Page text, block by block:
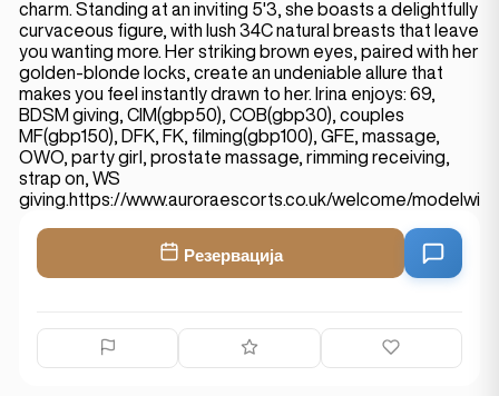
charm. Standing at an inviting 5'3, she boasts a delightfully
curvaceous figure, with lush 34C natural breasts that leave
you wanting more. Her striking brown eyes, paired with her
golden-blonde locks, create an undeniable allure that
makes you feel instantly drawn to her. Irina enjoys: 69,
BDSM giving, CIM(gbp50), COB(gbp30), couples
MF(gbp150), DFK, FK, filming(gbp100), GFE, massage,
OWO, party girl, prostate massage, rimming receiving,
strap on, WS
giving.https://www.auroraescorts.co.uk/welcome/
Резервација